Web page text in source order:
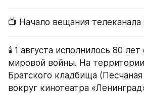
📺 Начало вещания телеканала
🕯 1 августа исполнилось 80
мировой войны. На
Братского кладбища
вокруг кинотеатра